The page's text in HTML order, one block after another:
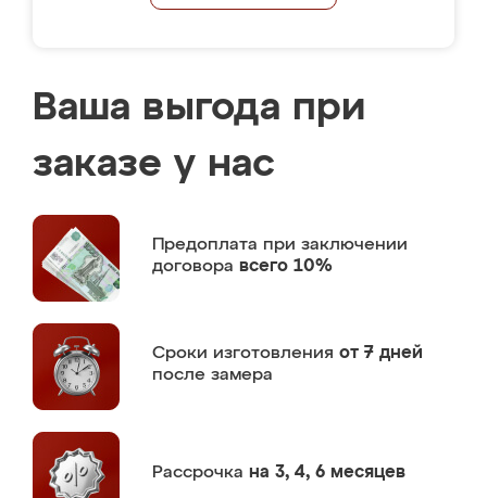
Ваша выгода при
заказе у нас
Предоплата при заключении
договора всего 10%
Сроки изготовления от 7 дней
после замера
Рассрочка на 3, 4, 6 месяцев